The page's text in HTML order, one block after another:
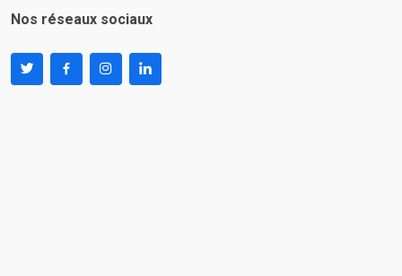
Nos réseaux sociaux